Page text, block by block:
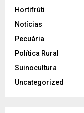
Hortifrúti
Notícias
Pecuária
Política Rural
Suinocultura
Uncategorized